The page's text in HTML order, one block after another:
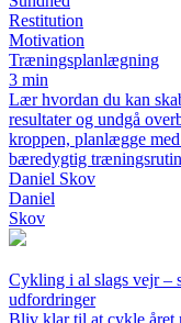
Restitution
Motivation
Træningsplanlægning
3 min
Lær hvordan du kan
resultater og undgå
kroppen, planlægge
bæredygtig
Daniel Skov
Daniel
Skov
Cykling i al slags vejr –
udfordringer
Bliv klar til at cykle året